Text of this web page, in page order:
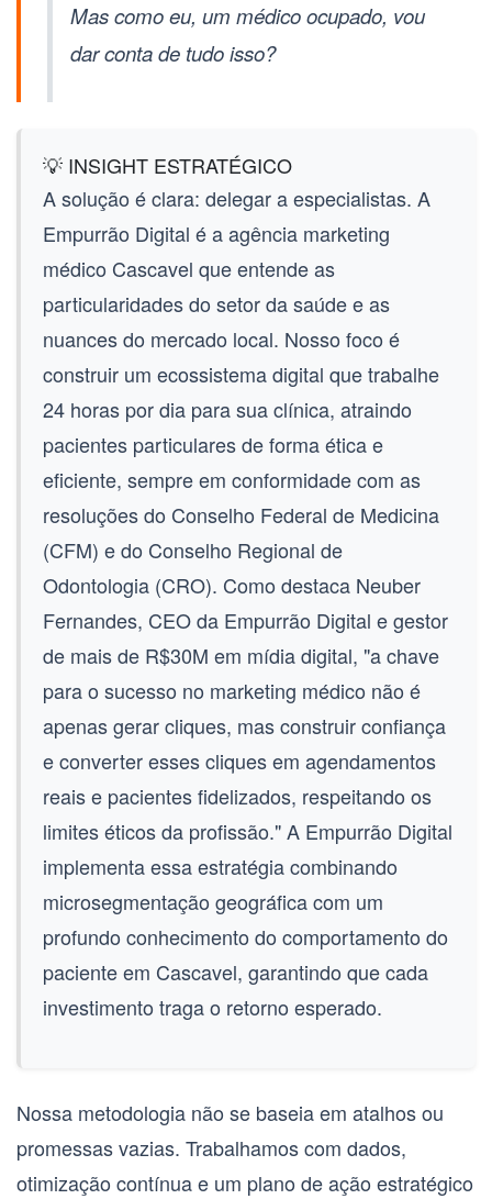
Mas como eu, um médico ocupado, vou
dar conta de tudo isso?
💡 INSIGHT ESTRATÉGICO
A solução é clara: delegar a especialistas. A
Empurrão Digital é aagência marketing
médico Cascavel que entende as
particularidades do setor da saúde e as
nuances do mercado local. Nosso foco é
construir um ecossistema digital que trabalhe
24 horas por dia para sua clínica, atraindo
pacientes particulares de forma ética e
eficiente, sempre em conformidade com as
resoluções do Conselho Federal de Medicina
(CFM) e do Conselho Regional de
Odontologia (CRO). Como destaca Neuber
Fernandes, CEO da Empurrão Digital e gestor
de mais de R$30M em mídia digital, "a chave
para o sucesso no marketing médico não é
apenas gerar cliques, mas construir confiança
e converter esses cliques em agendamentos
reais e pacientes fidelizados, respeitando os
limites éticos da profissão." A Empurrão Digital
implementa essa estratégia combinando
microsegmentação geográfica com um
profundo conhecimento do comportamento do
paciente em Cascavel, garantindo que cada
investimento traga o retorno esperado.
Nossa metodologia não se baseia em atalhos ou
promessas vazias. Trabalhamos com dados,
otimização contínua e um plano de ação estratégico